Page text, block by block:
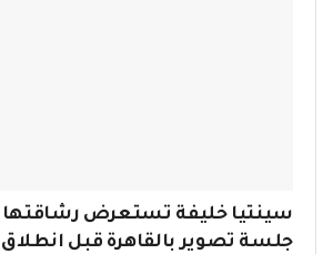
سينتيا خليفة تستعرض
جلسة تصوير بالقاهرة قبل